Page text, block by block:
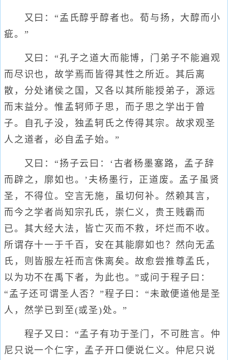
又曰：“孟氏醇乎醇者也。荀与扬，大醇而小
疵。”
又曰：“孔子之道大而能博，门弟子不能遍观
而尽识也，故学焉而皆得其性之所近。其后离
散，分处诸侯之国，又各以其所能授弟子，源远
而末益分。惟孟轲师子思，而子思之学出于曾
子。自孔子没，独孟轲氏之传得其宗。故求观圣
人之道者，必自孟子始。”
又曰：“扬子云曰：‘古者杨墨塞路，孟子辞
而辟之，廓如也。’夫杨墨行，正道废。孟子虽贤
圣，不得位。空言无施，虽切何补。然赖其言，
而今之学者尚知宗孔氏，崇仁义，贵王贱霸而
已。其大经大法，皆亡灭而不救，坏烂而不收。
所谓存十一于千百，安在其能廓如也？然向无孟
氏，则皆服左衽而言侏离矣。故愈尝推尊孟氏，
以为功不在禹下者，为此也。”或问于程子曰：
“孟子还可谓圣人否？”程子曰：“未敢便道他是圣
人，然学已到至(或圣)处。”
程子又曰：“孟子有功于圣门，不可胜言。仲
尼只说一个仁字，孟子开口便说仁义。仲尼只说